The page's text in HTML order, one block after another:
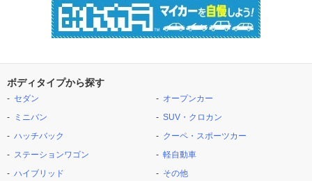
ボディタイプから探す
セダン
ミニバン
ハッチバック
ステーションワゴン
ハイブリッド
オープンカー
SUV・クロカン
クーペ・スポーツカー
軽自動車
その他